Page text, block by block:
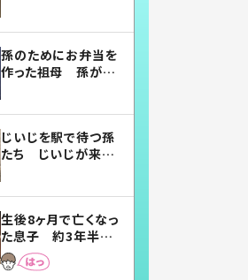
孫のためにお弁当を
作った祖母 孫が絶
じいじを駅で待つ孫
たち じいじが来た
まらない」「幸せにな
れる」
生後8ヶ月で亡くなっ
た息子 約3年半
後、当時の妻の日記
に書いてあった本音